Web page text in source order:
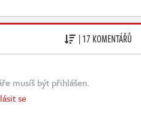
| 17 KOMENTÁŘŮ
musíš být přihlášen.
se